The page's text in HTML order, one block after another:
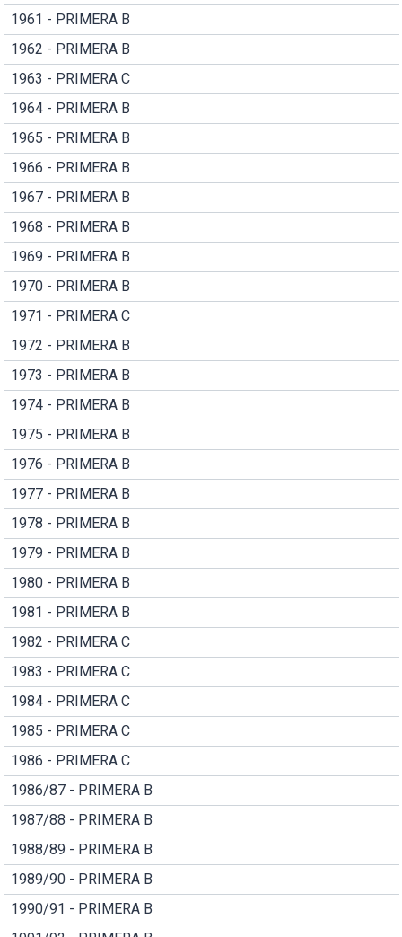
1961 - PRIMERA B
1962 - PRIMERA B
1963 - PRIMERA C
1964 - PRIMERA B
1965 - PRIMERA B
1966 - PRIMERA B
1967 - PRIMERA B
1968 - PRIMERA B
1969 - PRIMERA B
1970 - PRIMERA B
1971 - PRIMERA C
1972 - PRIMERA B
1973 - PRIMERA B
1974 - PRIMERA B
1975 - PRIMERA B
1976 - PRIMERA B
1977 - PRIMERA B
1978 - PRIMERA B
1979 - PRIMERA B
1980 - PRIMERA B
1981 - PRIMERA B
1982 - PRIMERA C
1983 - PRIMERA C
1984 - PRIMERA C
1985 - PRIMERA C
1986 - PRIMERA C
1986/87 - PRIMERA B
1987/88 - PRIMERA B
1988/89 - PRIMERA B
1989/90 - PRIMERA B
1990/91 - PRIMERA B